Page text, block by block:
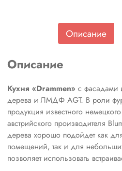
Описание
Описание
Кухня «Drammen» с фасадами
дерева и ЛМДФ AGT. В роли
продукция известного
австрийского производителя
дерева хорошо подойдет как
помещений, так и для
позволяет использовать